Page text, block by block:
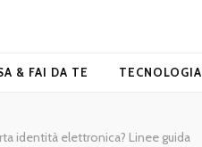
& FAI DA TE TECNOLOGIA
identità elettronica? Linee guida